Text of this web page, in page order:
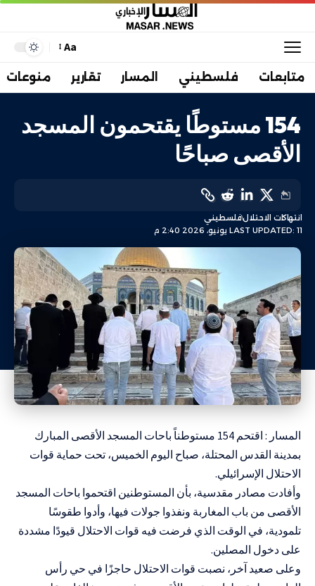
Aa
متابعات فلسطيني المسار تقارير منوعات
154 مستوطًا يقتحمون المسجد
الأقصى صباحًا
LAST UPDATED: 11 يونيو، 2026 2:40 م
انتهاكات الاحتلالفلسطيني
المسار : اقتحم 154 مستوطناً باحات المسجد الأقصى المبارك
بمدينة القدس المحتلة، صباح اليوم الخميس، تحت حماية قوات
الاحتلال الإسرائيلي.
وأفادت مصادر مقدسية، بأن المستوطنين اقتحموا باحات المسجد
الأقصى من باب المغاربة ونفذوا جولات فيها، وأدوا طقوسًا
تلمودية، في الوقت الذي فرضت فيه قوات الاحتلال قيودًا مشددة
على دخول المصلين.
وعلى صعيد آخر، نصبت قوات الاحتلال حاجزًا في حي رأس